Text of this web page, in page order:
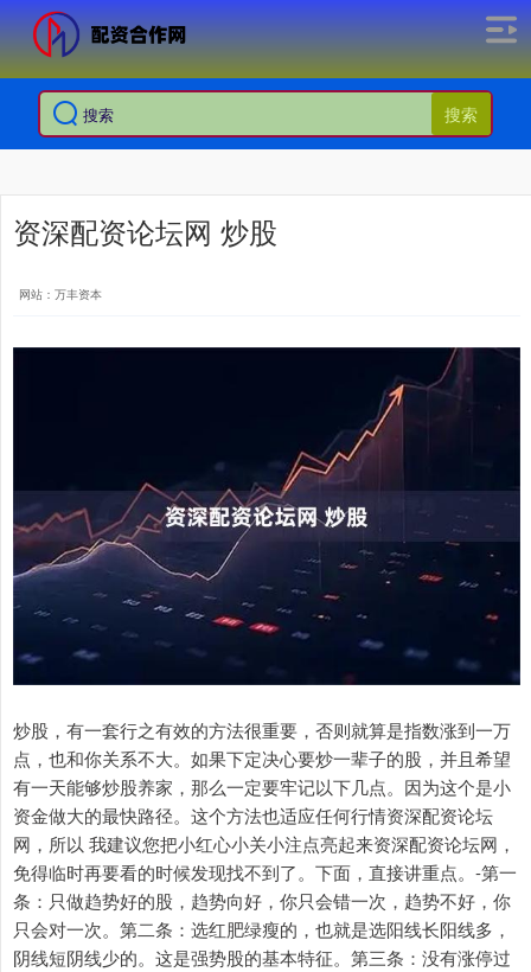
搜索
资深配资论坛网 炒股
网站：万丰资本
炒股，有一套行之有效的方法很重要，否则就算是指数涨到一万
点，也和你关系不大。如果下定决心要炒一辈子的股，并且希望
有一天能够炒股养家，那么一定要牢记以下几点。因为这个是小
资金做大的最快路径。这个方法也适应任何行情资深配资论坛
网，所以 我建议您把小红心小关小注点亮起来资深配资论坛网，
免得临时再要看的时候发现找不到了。下面，直接讲重点。-第一
条：只做趋势好的股，趋势向好，你只会错一次，趋势不好，你
只会对一次。第二条：选红肥绿瘦的，也就是选阳线长阳线多，
阴线短阴线少的。这是强势股的基本特征。第三条：没有涨停过